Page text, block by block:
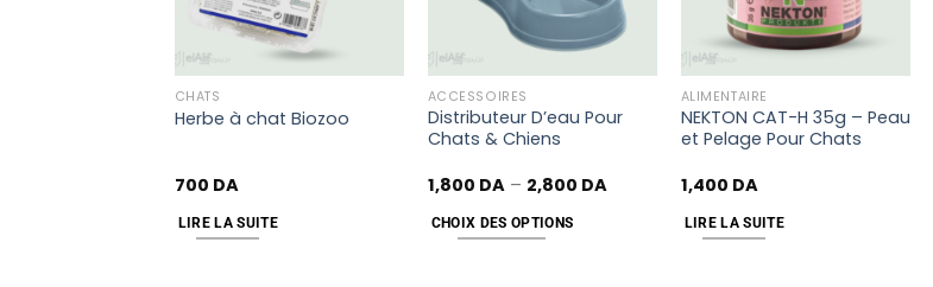
CHATS
Herbe à chat Biozoo
700 DA
LIRE LA SUITE
ACCESSOIRES
Distributeur D’eau Pour
Chats & Chiens
1,800 DA– 2,800 DA
CHOIX DES OPTIONS
ALIMENTAIRE
NEKTON CAT-H 35g – Peau
et Pelage Pour Chats
1,400 DA
LIRE LA SUITE